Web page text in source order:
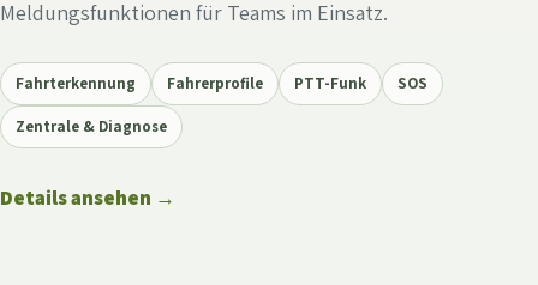
Meldungsfunktionen für Teams im Einsatz.
Fahrterkennung Fahrerprofile PTT-Funk SOS
Zentrale & Diagnose
Details ansehen →